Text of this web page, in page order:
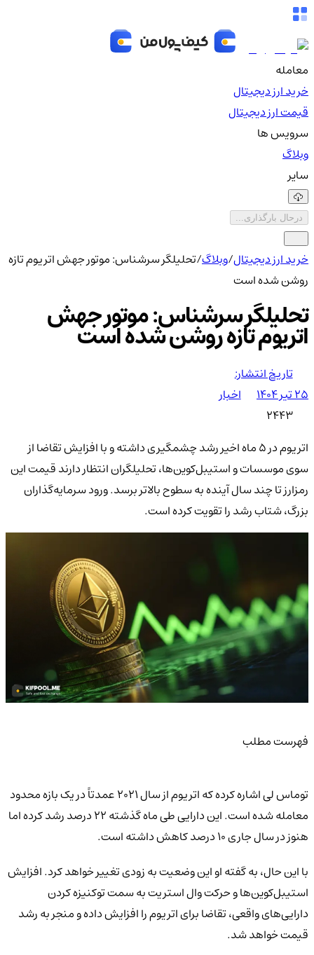
معامله
خرید ارز دیجیتال
قیمت ارز دیجیتال
سرویس ها
وبلاگ
سایر
درحال بارگذاری...
خرید ارز دیجیتال/وبلاگ/تحلیلگر سرشناس: موتور جهش اتریوم تازه
روشن شده است
تحلیلگر سرشناس: موتور جهش
اتریوم تازه روشن شده است
تاریخ انتشار:
۲۵ تیر ۱۴۰۴
اخبار
2443
اتریوم در ۵ ماه اخیر رشد چشمگیری داشته و با افزایش تقاضا از
سوی موسسات و استیبل‌کوین‌ها، تحلیلگران انتظار دارند قیمت این
رمزارز تا چند سال آینده به سطوح بالاتر برسد. ورود سرمایه‌گذاران
بزرگ، شتاب رشد را تقویت کرده است.
فهرست مطلب
توماس لی اشاره کرده که اتریوم از سال ۲۰۲۱ عمدتاً در یک بازه محدود
معامله شده است. این دارایی طی ماه گذشته ۲۲ درصد رشد کرده اما
هنوز در سال جاری ۱۰ درصد کاهش داشته است.
با این حال، به گفته او این وضعیت به زودی تغییر خواهد کرد. افزایش
استیبل‌کوین‌ها و حرکت وال استریت به سمت توکنیزه کردن
دارایی‌های واقعی، تقاضا برای اتریوم را افزایش داده و منجر به رشد
قیمت خواهد شد.